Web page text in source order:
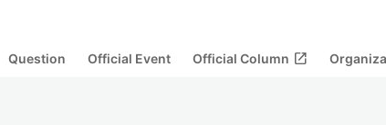
Question Official Event Official Column open_in_new